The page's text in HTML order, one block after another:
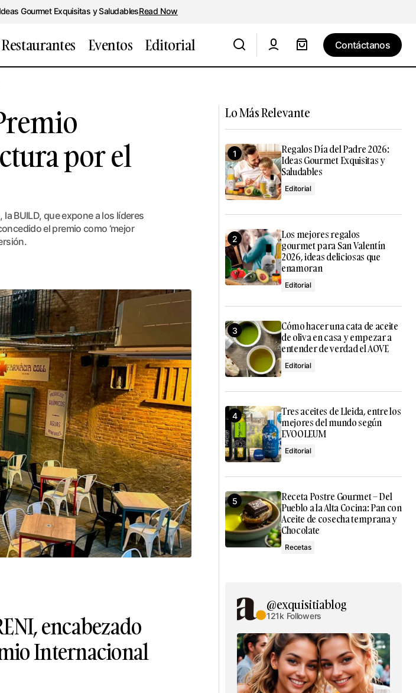
Gourmet Exquisitas y SaludablesRead Now
Restaurantes Eventos Editorial
Contáctanos
por el
BUILD, que expone a los líderes
el premio como ‘mejor
encabezado
Internacional
Lo Más Relevante
Regalos Día del Padre 2026:
Ideas Gourmet Exquisitas y
Saludables
Editorial
Los mejores regalos
gourmet para San Valentín
2026, ideas deliciosas que
enamoran
Editorial
Cómo hacer una cata de aceite
de oliva en casa y empezar a
entender de verdad el AOVE
Editorial
Tres aceites de Lleida, entre los
mejores del mundo según
EVOOLEUM
Editorial
Receta Postre Gourmet – Del
Pueblo a la Alta Cocina: Pan con
Aceite de cosecha temprana y
Chocolate
Recetas
@exquisitiablog
121k Followers